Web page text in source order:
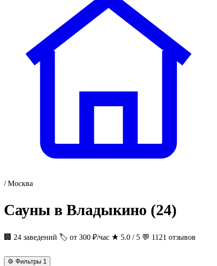
/ Москва
Сауны в Владыкино (24)
🏢 24 заведений 🏷 от 300 ₽/час ★ 5.0 / 5 💬 1121 отзывов
⚙ Фильтры 1